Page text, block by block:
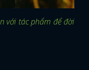
với tác phẩm để đời